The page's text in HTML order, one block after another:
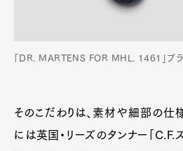
「DR. MARTENS FOR MHL. 1461」ブ
そのこだわりは、素材や細部の仕
には英国・リーズのタンナー「C.F.